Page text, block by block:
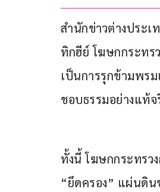
สำนักข่าวต่างประเ
ทิกฮีย์ โฆษกกระทร
เป็นการรุกข้ามพร
ชอบธรรมอย่างแท้จ
ทั้งนี้ โฆษกกระทรว
“ยึดครอง” แผ่นดิ